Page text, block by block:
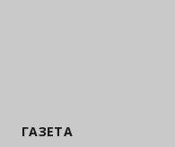
ГАЗЕТА